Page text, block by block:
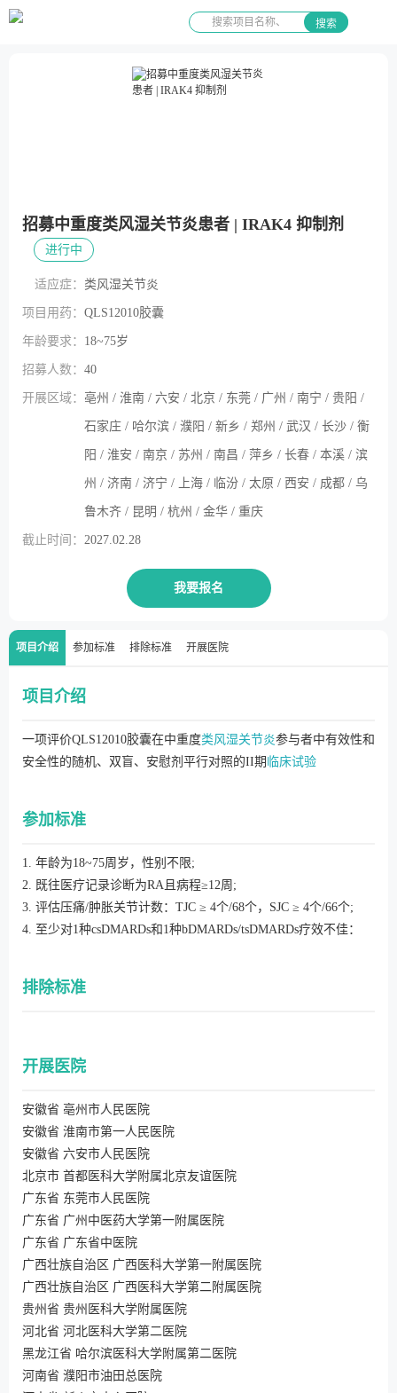
搜索
招募中重度类风湿关节炎患者 | IRAK4 抑制剂
进行中
适应症： 类风湿关节炎
项目用药： QLS12010胶囊
年龄要求： 18~75岁
招募人数： 40
开展区域： 亳州 / 淮南 / 六安 / 北京 / 东莞 / 广州 / 南宁 / 贵阳 /
石家庄 / 哈尔滨 / 濮阳 / 新乡 / 郑州 / 武汉 / 长沙 / 衡
阳 / 淮安 / 南京 / 苏州 / 南昌 / 萍乡 / 长春 / 本溪 / 滨
州 / 济南 / 济宁 / 上海 / 临汾 / 太原 / 西安 / 成都 / 乌
鲁木齐 / 昆明 / 杭州 / 金华 / 重庆
截止时间： 2027.02.28
我要报名
项目介绍 参加标准 排除标准 开展医院
项目介绍
一项评价QLS12010胶囊在中重度类风湿关节炎参与者中有效性和
安全性的随机、双盲、安慰剂平行对照的II期 临床试验
参加标准
1. 年龄为18~75周岁，性别不限;
2. 既往医疗记录诊断为RA且病程≥12周;
3. 评估压痛/肿胀关节计数：TJC ≥ 4个/68个，SJC ≥ 4个/66个;
4. 至少对1种csDMARDs和1种bDMARDs/tsDMARDs疗效不佳：
排除标准
开展医院
安徽省 亳州市人民医院
安徽省 淮南市第一人民医院
安徽省 六安市人民医院
北京市 首都医科大学附属北京友谊医院
广东省 东莞市人民医院
广东省 广州中医药大学第一附属医院
广东省 广东省中医院
广西壮族自治区 广西医科大学第一附属医院
广西壮族自治区 广西医科大学第二附属医院
贵州省 贵州医科大学附属医院
河北省 河北医科大学第二医院
黑龙江省 哈尔滨医科大学附属第二医院
河南省 濮阳市油田总医院